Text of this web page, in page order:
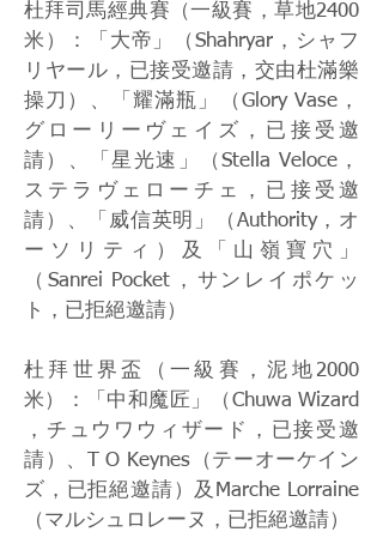
杜拜司馬經典賽（一級賽，草地2400
米）：「大帝」（Shahryar，シャフ
リヤール，已接受邀請，交由杜滿樂
操刀）、「耀滿瓶」（Glory Vase，
グローリーヴェイズ，已接受邀
請）、「星光速」（Stella Veloce，
ステラヴェローチェ，已接受邀
請）、「威信英明」（Authority，オ
ーソリティ）及「山嶺寶穴」
（Sanrei Pocket，サンレイポケッ
ト，已拒絕邀請）
杜拜世界盃（一級賽，泥地2000
米）：「中和魔匠」（Chuwa Wizard
，チュウワウィザード，已接受邀
請）、T O Keynes（テーオーケイン
ズ，已拒絕邀請）及Marche Lorraine
（マルシュロレーヌ，已拒絕邀請）